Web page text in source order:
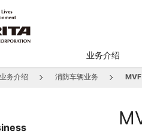
业务介绍
业务介绍 消防车辆业务 MVF